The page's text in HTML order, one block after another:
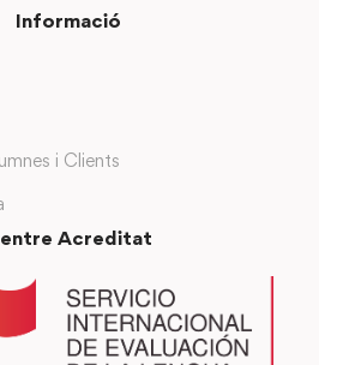
Informació
i Clients
Acreditat